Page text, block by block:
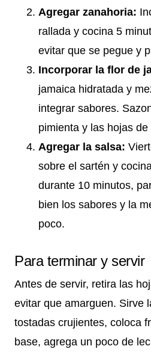
Agregar zanahoria:
rallada y cocina 5
evitar que se pegue y
Incorporar la flor de
jamaica hidratada y
integrar sabores.
pimienta y las hojas de
Agregar la salsa:
sobre el sartén y
durante 10 minutos,
bien los sabores y la
poco.
Para terminar y servir
Antes de servir, retira las
evitar que amarguen. Sirve
tostadas crujientes, coloca
base, agrega un poco de